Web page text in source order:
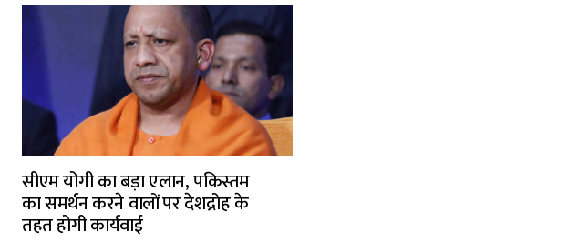
सीएम योगी का बड़ा एलान, पकिस्तम
का समर्थन करने वालों पर देशद्रोह के
तहत होगी कार्यवाई